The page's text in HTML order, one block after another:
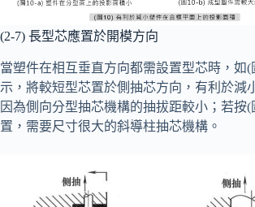
(2-7) 長型芯應置於開模方向
當塑件在相互垂直方向都需設置型芯時，如(
示，將較短型芯置於側抽芯方向，有利於減
因為側向分型抽芯機構的抽拔距較小；若按(
置，需要尺寸很大的斜導柱抽芯機構。